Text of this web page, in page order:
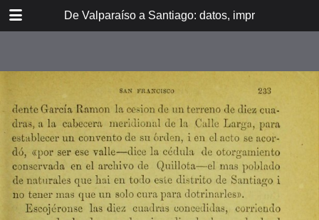
De Valparaíso a Santiago: datos, impresiones,
DOWNLOAD
Itinerario del ferrocarril de
Valparaíso a Santiago
espresamente grabado en Paris en
madera para esta obra
Dedicatoria
A los viajeros